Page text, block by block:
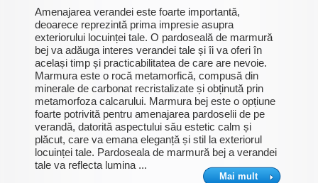
Amenajarea verandei este foarte importantă,
deoarece reprezintă prima impresie asupra
exteriorului locuinței tale. O pardoseală de marmură
bej va adăuga interes verandei tale și îi va oferi în
același timp și practicabilitatea de care are nevoie.
Marmura este o rocă metamorfică, compusă din
minerale de carbonat recristalizate și obținută prin
metamorfoza calcarului. Marmura bej este o opțiune
foarte potrivită pentru amenajarea pardoselii de pe
verandă, datorită aspectului său estetic calm și
plăcut, care va emana eleganță și stil la exteriorul
locuinței tale. Pardoseala de marmură bej a verandei
tale va reflecta lumina ...
Mai mult